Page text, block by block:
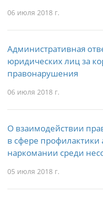
06 июля 2018 г.
Административная
юридических лиц за
правонарушения
06 июля 2018 г.
О взаимодействии
в сфере профилактики
наркомании среди
05 июля 2018 г.